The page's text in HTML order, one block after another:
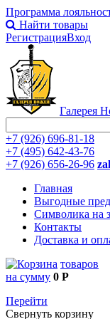
Программа
Найти товары
РегистрацияВход
Галерея
+7 (926) 696-81-18
+7 (495) 642-43-76
+7 (926) 656-26-96
Главная
Выгодные
Символика на
Контакты
Доставка и
товаров
на сумму 0 Р
Перейти
Свернуть корзину